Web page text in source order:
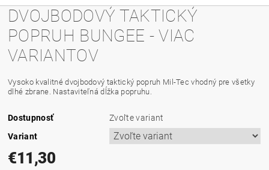
DVOJBODOVÝ TAKTICKÝ
POPRUH BUNGEE - VIAC
VARIANTOV
Vysoko kvalitné dvojbodový taktický popruh Mil-Tec vhodný pre všetky
dlhé zbrane. Nastaviteľná dĺžka popruhu.
Dostupnosť
Zvoľte variant
Variant
€11,30